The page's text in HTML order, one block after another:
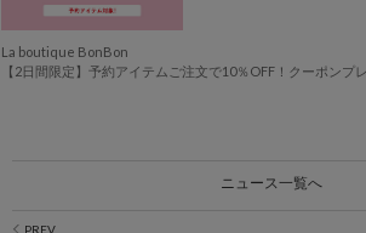
La boutique BonBon
【2日間限定】予約アイテムご注文で10％OFF！クーポンプ
ニュース一覧へ